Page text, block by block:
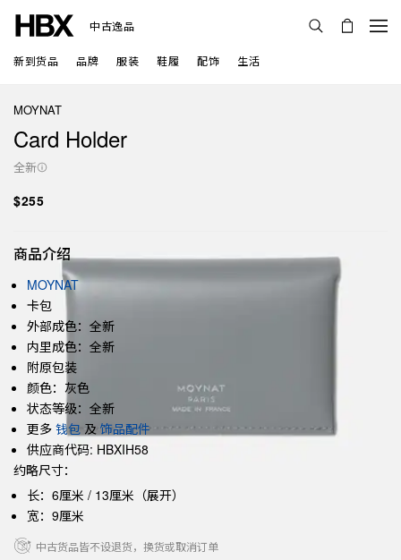
中古逸品
新到货品 品牌 服装 鞋履 配饰 生活
MOYNAT
Card Holder
全新
$255
商品介绍
MOYNAT
卡包
外部成色：全新
内里成色：全新
附原包装
颜色：灰色
状态等级：全新
更多 钱包 及饰品配件
供应商代码: HBXIH58
约略尺寸：
长：6厘米 / 13厘米（展开）
宽：9厘米
中古货品皆不设退货，换货或取消订单